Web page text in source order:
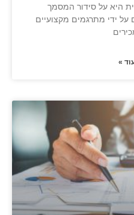
היא על סידור המסמך
על ידי מתרגמים מקצועיים
»